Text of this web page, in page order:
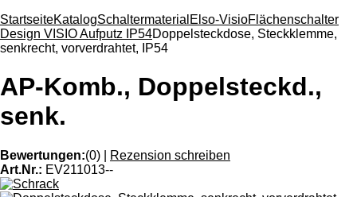
StartseiteKatalogSchaltermaterial Elso-VisioFlächenschalter
Design VISIO Aufputz IP54Doppelsteckdose, Steckklemme,
senkrecht, vorverdrahtet, IP54
AP-Komb., Doppelsteckd.,
senk.
Bewertungen:(0)
Rezension schreiben
Art.Nr.: EV211013--